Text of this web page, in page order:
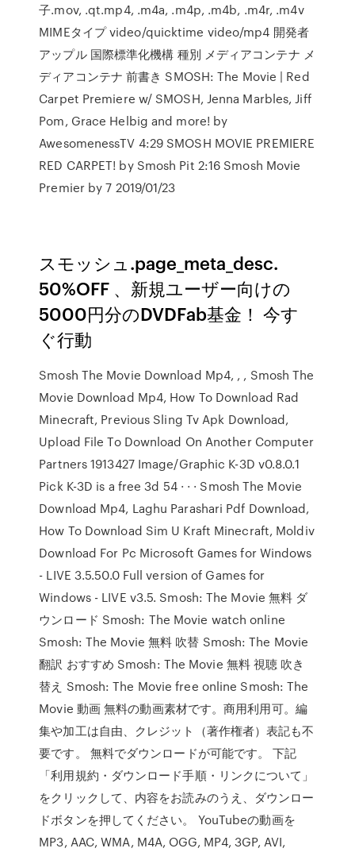
子.mov, .qt.mp4, .m4a, .m4p, .m4b, .m4r, .m4v
MIMEタイプ video/quicktime video/mp4 開発者
アップル 国際標準化機構 種別 メディアコンテナ メ
ディアコンテナ 前書き SMOSH: The Movie | Red
Carpet Premiere w/ SMOSH, Jenna Marbles, Jiff
Pom, Grace Helbig and more! by
AwesomenessTV 4:29 SMOSH MOVIE PREMIERE
RED CARPET! by Smosh Pit 2:16 Smosh Movie
Premier by 7 2019/01/23
スモッシュ.page_meta_desc.
50%OFF 、新規ユーザー向けの
5000円分のDVDFab基金！ 今す
ぐ行動
Smosh The Movie Download Mp4, , , Smosh The
Movie Download Mp4, How To Download Rad
Minecraft, Previous Sling Tv Apk Download,
Upload File To Download On Another Computer
Partners 1913427 Image/Graphic K-3D v0.8.0.1
Pick K-3D is a free 3d 54 · · · Smosh The Movie
Download Mp4, Laghu Parashari Pdf Download,
How To Download Sim U Kraft Minecraft, Moldiv
Download For Pc Microsoft Games for Windows
- LIVE 3.5.50.0 Full version of Games for
Windows - LIVE v3.5. Smosh: The Movie 無料 ダ
ウンロード Smosh: The Movie watch online
Smosh: The Movie 無料 吹替 Smosh: The Movie
翻訳 おすすめ Smosh: The Movie 無料 視聴 吹き
替え Smosh: The Movie free online Smosh: The
Movie 動画 無料の動画素材です。商用利用可。編
集や加工は自由、クレジット（著作権者）表記も不
要です。 無料でダウンロードが可能です。 下記
「利用規約・ダウンロード手順・リンクについて」
をクリックして、内容をお読みのうえ、ダウンロー
ドボタンを押してください。 YouTubeの動画を
MP3, AAC, WMA, M4A, OGG, MP4, 3GP, AVI,